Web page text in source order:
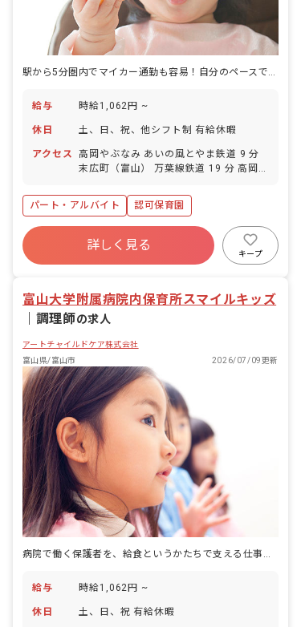
給与 時給1,062円 ~
休日 土、日、祝、他シフト制 有給休暇
アクセス
高岡やぶなみ あいの風とやま鉄道 9 分
末広町（富山） 万葉線鉄道 19 分 高岡駅
道 20 分 高岡 JR城端線 20 分
パート・アルバイト 認可保育園
詳しく見る
キープ
富山大学附属病院内保育所スマイルキッズ
調理師の求人
アートチャイルドケア株式会社
富山県/富山市
2026/07/09更新
給与 時給1,062円 ~
休日 土、日、祝 有給休暇